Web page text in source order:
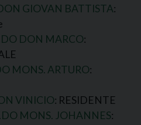
GIOVAN BATTISTA:
DON MARCO:
MONS. ARTURO:
VINICIO: RESIDENTE
MONS. JOHANNES: